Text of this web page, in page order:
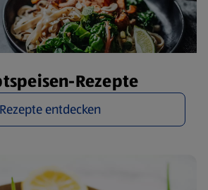
Rezepte
Rezepte entdecken